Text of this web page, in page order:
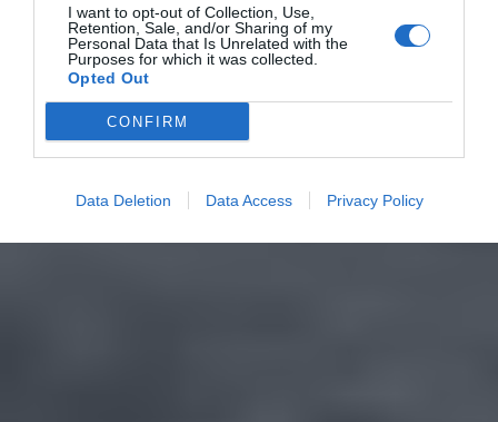
I want to opt-out of Collection, Use,
Retention, Sale, and/or Sharing of my
Personal Data that Is Unrelated with the
Purposes for which it was collected.
Opted Out
CONFIRM
Data Deletion Data Access Privacy Policy